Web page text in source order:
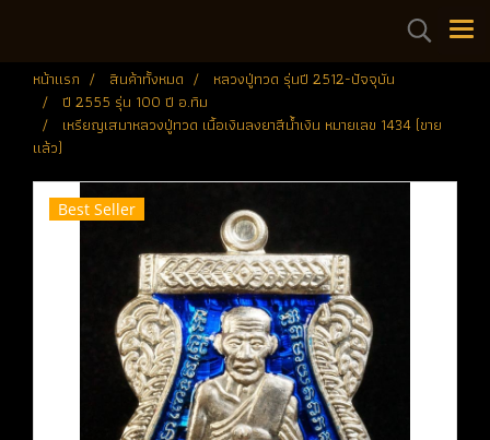
หน้าแรก สินค้าทั้งหมด
หลวงปู่ทวด รุ่นปี 2512-ปัจจุบัน
ปี 2555 รุ่น 100 ปี อ.ทิม
เหรียญเสมาหลวงปู่ทวด เนื้อเงินลงยาสีน้ำเงิน หมายเลข 1434 (ขาย
แล้ว)
Best Seller